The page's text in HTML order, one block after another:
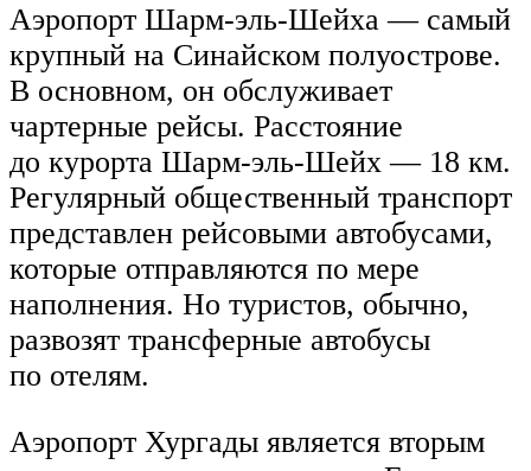
Аэропорт Шарм-эль-Шейха — самый
крупный на Синайском полуострове.
В основном, он обслуживает
чартерные рейсы. Расстояние
до курорта Шарм-эль-Шейх — 18 км.
Регулярный общественный транспорт
представлен рейсовыми автобусами,
которые отправляются по мере
наполнения. Но туристов, обычно,
развозят трансферные автобусы
по отелям.
Аэропорт Хургады является вторым